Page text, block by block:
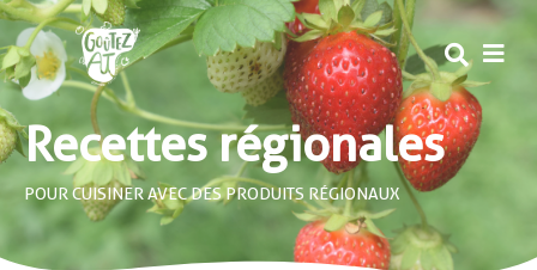
Recettes régionales
POUR CUISINER AVEC DES PRODUITS RÉGIONAUX